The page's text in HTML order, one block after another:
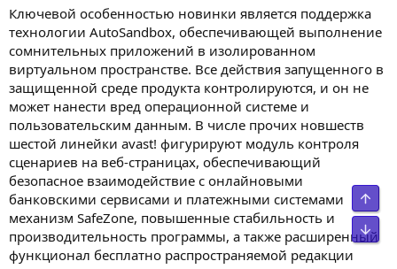
Ключевой особенностью новинки является поддержка
технологии AutoSandbox, обеспечивающей выполнение
сомнительных приложений в изолированном
виртуальном пространстве. Все действия запущенного в
защищенной среде продукта контролируются, и он не
может нанести вред операционной системе и
пользовательским данным. В числе прочих новшеств
шестой линейки avast! фигурируют модуль контроля
сценариев на веб-страницах, обеспечивающий
безопасное взаимодействие с онлайновыми
банковскими сервисами и платежными системами
механизм SafeZone, повышенные стабильность и
производительность программы, а также расширенный
функционал бесплатно распространяемой редакции